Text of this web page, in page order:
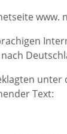
www.
unter
Text: